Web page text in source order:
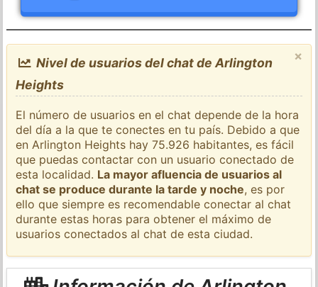
×
Nivel de usuarios del chat de Arlington
Heights
El número de usuarios en el chat depende de la hora
del día a la que te conectes en tu país. Debido a que
en Arlington Heights hay 75.926 habitantes, es fácil
que puedas contactar con un usuario conectado de
esta localidad. La mayor afluencia de usuarios al
chat se produce durante la tarde y noche, es por
ello que siempre es recomendable conectar al chat
durante estas horas para obtener el máximo de
usuarios conectados al chat de esta ciudad.